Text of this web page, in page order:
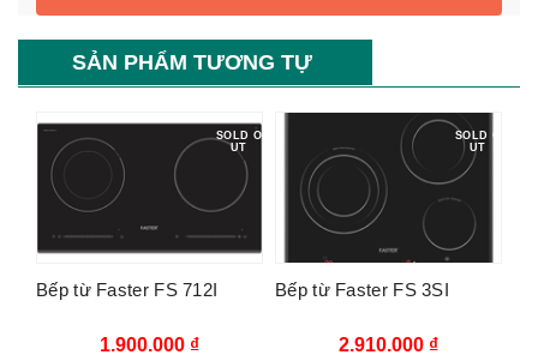
SẢN PHẨM TƯƠNG TỰ
SOLD O
UT
Bếp từ Faster FS 712I
1.900.000 ₫
SOLD O
UT
Bếp từ Faster FS 3SI
2.910.000 ₫